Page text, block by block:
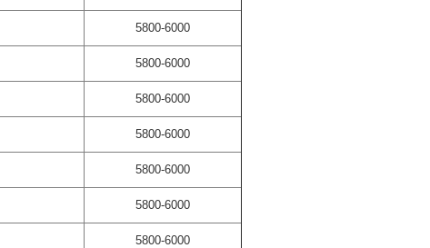
5800-6000
5800-6000
5800-6000
5800-6000
5800-6000
5800-6000
5800-6000